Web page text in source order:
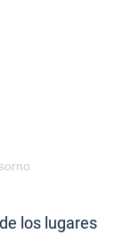
los lugares